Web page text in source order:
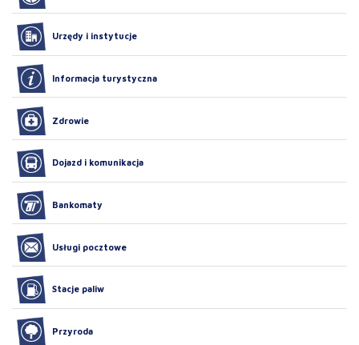
Urzędy i instytucje
Informacja turystyczna
Zdrowie
Dojazd i komunikacja
Bankomaty
Usługi pocztowe
Stacje paliw
Przyroda